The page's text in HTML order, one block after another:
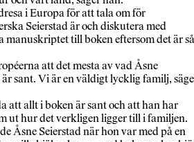
i Europa för att tala om för
Seierstad är och diskutera med
manuskriptet till boken eftersom det är så
att det mesta av vad Åsne
sant. Vi är en väldigt lycklig familj,
att allt i boken är sant och att han har
ut hur det verkligen ligger till i familjen.
Åsne Seierstad när hon var med på en